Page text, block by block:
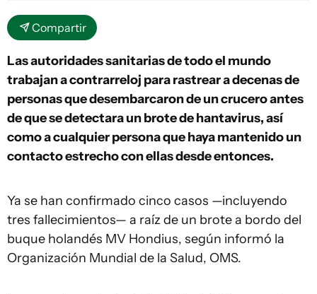
Compartir
Las autoridades sanitarias de todo el mundo
trabajan a contrarreloj para rastrear a decenas de
personas que desembarcaron de un crucero antes
de que se detectara un brote de hantavirus, así
como a cualquier persona que haya mantenido un
contacto estrecho con ellas desde entonces.
Ya se han confirmado cinco casos —incluyendo
tres fallecimientos— a raíz de un brote a bordo del
buque holandés MV Hondius, según informó la
Organización Mundial de la Salud, OMS.